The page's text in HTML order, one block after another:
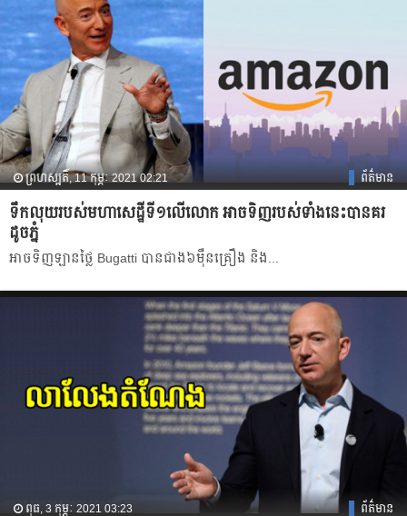
ព្រហស្បតិ៍, 11 កុម្ភៈ 2021 02:21 ព័ត៌មាន
ទឹកលុយរបស់មហាសេដ្ឋីទី១លើលោក អាចទិញរបស់ទាំងនេះបានគរ
ដូចភ្នំ
អាចទិញឡានថ្លៃ Bugatti បានជាង៦ម៉ឺនគ្រឿង និង...
ពុធ, 3 កុម្ភៈ 2021 03:23 ព័ត៌មាន